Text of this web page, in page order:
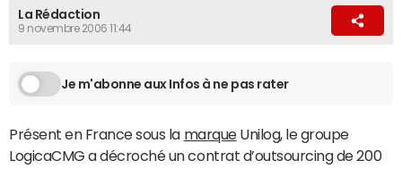
La Rédaction
9 novembre 2006 11:44
Je m'abonne aux Infos à ne pas rater
Présent en France sous la marqueUnilog, le groupe
LogicaCMG a décroché un contrat d’outsourcing de 200